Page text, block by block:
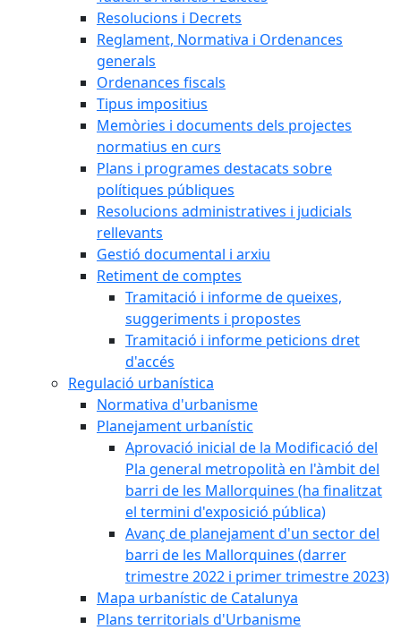
Resolucions i Decrets
Reglament, Normativa i Ordenances
generals
Ordenances fiscals
Tipus impositius
Memòries i documents dels projectes
normatius en curs
Plans i programes destacats sobre
polítiques públiques
Resolucions administratives i judicials
rellevants
Gestió documental i arxiu
Retiment de comptes
Tramitació i informe de queixes,
suggeriments i propostes
Tramitació i informe peticions dret
d'accés
Regulació urbanística
Normativa d'urbanisme
Planejament urbanístic
Aprovació inicial de la Modificació del
Pla general metropolità en l'àmbit del
barri de les Mallorquines (ha finalitzat
el termini d'exposició pública)
Avanç de planejament d'un sector del
barri de les Mallorquines (darrer
trimestre 2022 i primer trimestre 2023)
Mapa urbanístic de Catalunya
Plans territorials d'Urbanisme